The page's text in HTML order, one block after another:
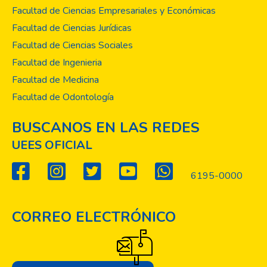
Facultad de Ciencias Empresariales y Económicas
Facultad de Ciencias Jurídicas
Facultad de Ciencias Sociales
Facultad de Ingenieria
Facultad de Medicina
Facultad de Odontología
BUSCANOS EN LAS REDES
UEES OFICIAL
6195-0000
CORREO ELECTRÓNICO